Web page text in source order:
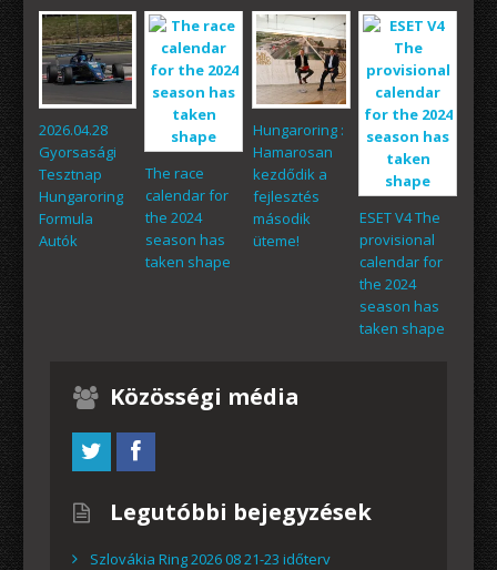
2026.04.28
Gyorsasági
Tesztnap
Hungaroring
Formula
Autók
The race
calendar for
the 2024
season has
taken shape
Hungaroring :
Hamarosan
kezdődik a
fejlesztés
második
üteme!
ESET V4 The
provisional
calendar for
the 2024
season has
taken shape
Közösségi média
Legutóbbi bejegyzések
Szlovákia Ring 2026 08 21-23 időterv